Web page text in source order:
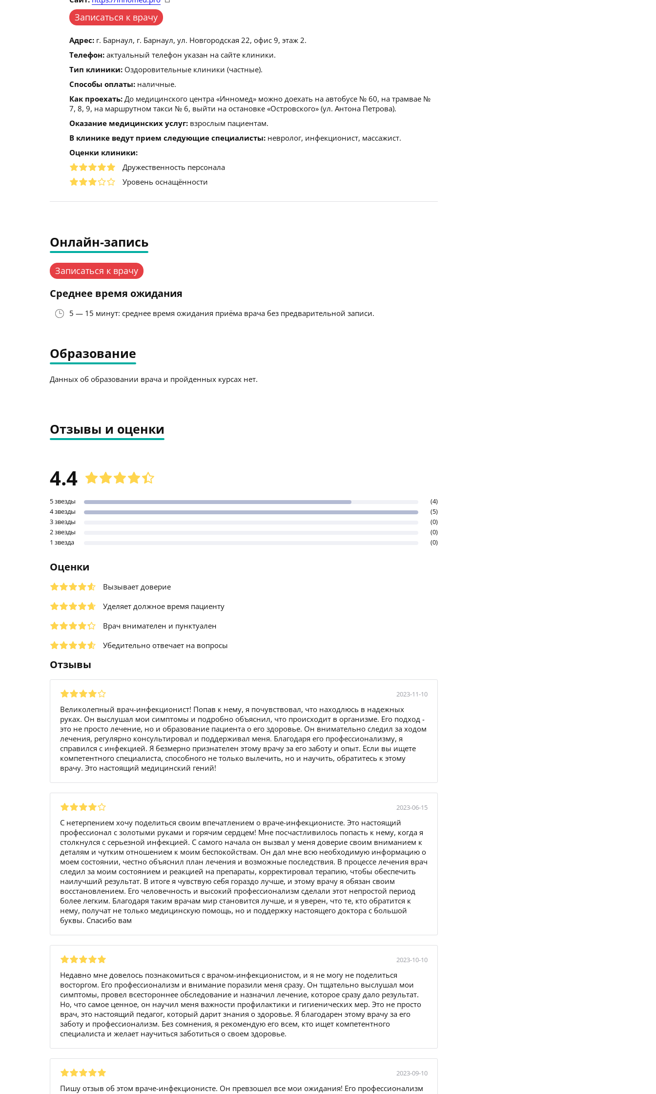
Записаться к врачу
Адрес: г. Барнаул, г. Барнаул, ул. Новгородская 22, офис 9, этаж 2.
Телефон: актуальный телефон указан на сайте клиники.
Тип клиники: Оздоровительные клиники (частные).
Способы оплаты: наличные.
Как проехать: До медицинского центра «Инномед» можно доехать на автобусе № 60, на трамвае №
7, 8, 9, на маршрутном такси № 6, выйти на остановке «Островского» (ул. Антона Петрова).
Оказание медицинских услуг: взрослым пациентам.
В клинике ведут прием следующие специалисты: невролог, инфекционист, массажист.
Оценки клиники:
Дружественность персонала
Уровень оснащённости
Онлайн-запись
Записаться к врачу
Среднее время ожидания
5 — 15 минут: среднее время ожидания приёма врача без предварительной записи.
Образование
Данных об образовании врача и пройденных курсах нет.
Отзывы и оценки
4.4
5 звезды
(4)
4 звезды
(5)
3 звезды
(0)
2 звезды
(0)
1 звезда
(0)
Оценки
Вызывает доверие
Уделяет должное время пациенту
Врач внимателен и пунктуален
Убедительно отвечает на вопросы
Отзывы
2023-11-10
Великолепный врач-инфекционист! Попав к нему, я почувствовал, что находлюсь в надежных
руках. Он выслушал мои симптомы и подробно объяснил, что происходит в организме. Его подход -
это не просто лечение, но и образование пациента о его здоровье. Он внимательно следил за ходом
лечения, регулярно консультировал и поддерживал меня. Благодаря его профессионализму, я
справился с инфекцией. Я безмерно признателен этому врачу за его заботу и опыт. Если вы ищете
компетентного специалиста, способного не только вылечить, но и научить, обратитесь к этому
врачу. Это настоящий медицинский гений!
2023-06-15
С нетерпением хочу поделиться своим впечатлением о враче-инфекционисте. Это настоящий
профессионал с золотыми руками и горячим сердцем! Мне посчастливилось попасть к нему, когда я
столкнулся с серьезной инфекцией. С самого начала он вызвал у меня доверие своим вниманием к
деталям и чутким отношением к моим беспокойствам. Он дал мне всю необходимую информацию о
моем состоянии, честно объяснил план лечения и возможные последствия. В процессе лечения врач
следил за моим состоянием и реакцией на препараты, корректировал терапию, чтобы обеспечить
наилучший результат. В итоге я чувствую себя гораздо лучше, и этому врачу я обязан своим
восстановлением. Его человечность и высокий профессионализм сделали этот непростой период
более легким. Благодаря таким врачам мир становится лучше, и я уверен, что те, кто обратится к
нему, получат не только медицинскую помощь, но и поддержку настоящего доктора с большой
буквы. Спасибо вам
2023-10-10
Недавно мне довелось познакомиться с врачом-инфекционистом, и я не могу не поделиться
восторгом. Его профессионализм и внимание поразили меня сразу. Он тщательно выслушал мои
симптомы, провел всестороннее обследование и назначил лечение, которое сразу дало результат.
Но, что самое ценное, он научил меня важности профилактики и гигиенических мер. Это не просто
врач, это настоящий педагог, который дарит знания о здоровье. Я благодарен этому врачу за его
заботу и профессионализм. Без сомнения, я рекомендую его всем, кто ищет компетентного
специалиста и желает научиться заботиться о своем здоровье.
2023-09-10
Пишу отзыв об этом враче-инфекционисте. Он превзошел все мои ожидания! Его профессионализм